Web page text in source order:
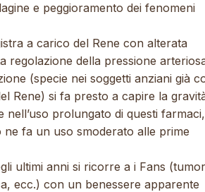
e peggioramento dei fenomeni
a carico del Rene con alterata
regolazione della pressione
(specie nei soggetti anziani già
Rene) si fa presto a capire la
nell’uso prolungato di questi farmaci,
fa un uso smoderato alle prime
ultimi anni si ricorre a i Fans
ecc.) con un benessere apparente